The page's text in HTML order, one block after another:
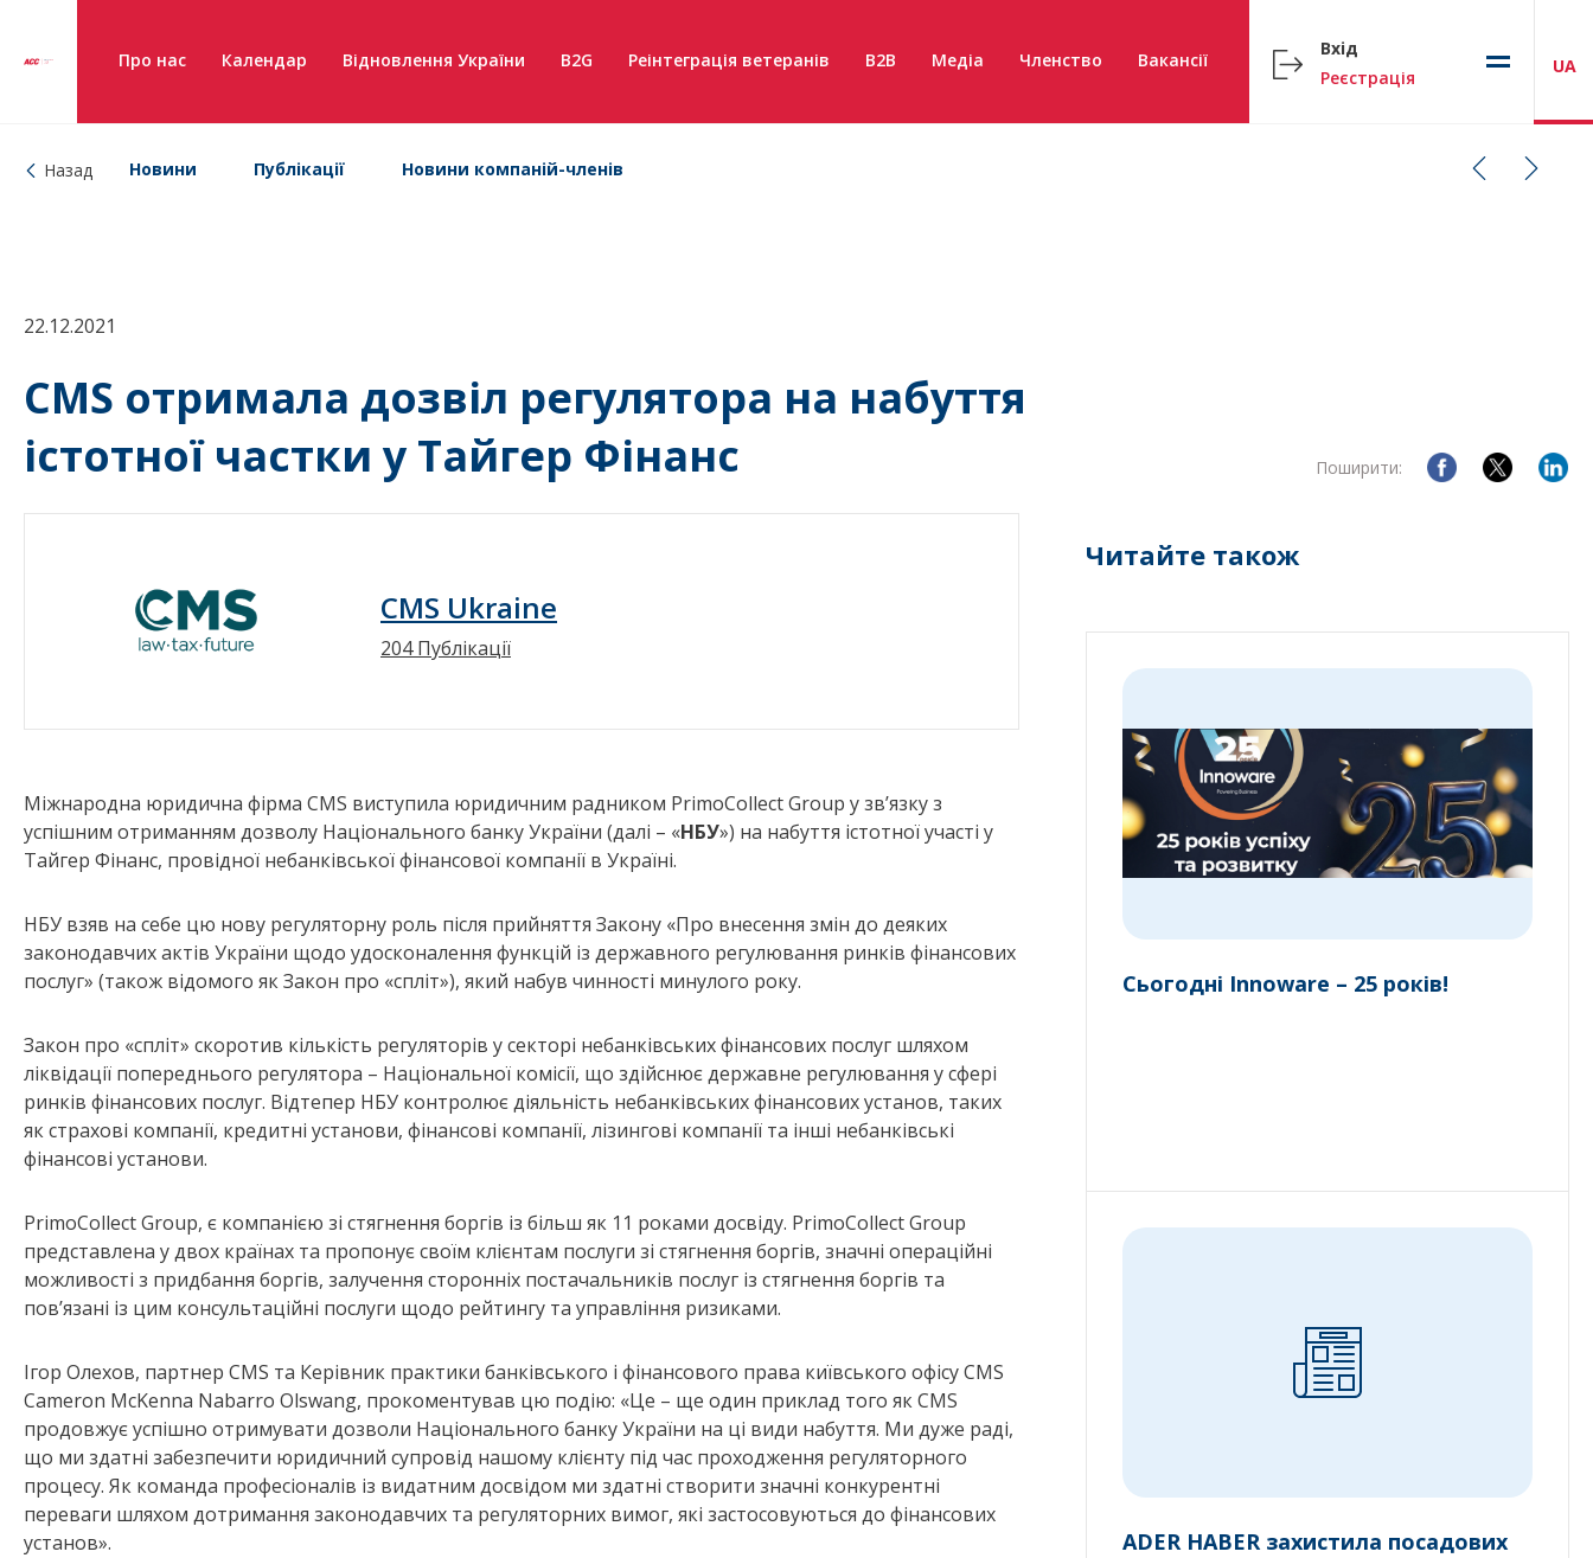
Про нас Календар Відновлення України B2G Реінтеграція ветеранів B2B Медіа Членство Вакансії
Вхід
Реєстрація
UA
Назад Новини Публікації Новини компаній-членів
22.12.2021
CMS отримала дозвіл регулятора на набуття
істотної частки у Тайгер Фінанс
Поширити:
CMS Ukraine
204 Публікації
Міжнародна юридична фірма CMS виступила юридичним радником PrimoCollect Group у зв’язку з
успішним отриманням дозволу Національного банку України (далі – «НБУ») на набуття істотної участі у
Тайгер Фінанс, провідної небанківської фінансової компанії в Україні.
НБУ взяв на себе цю нову регуляторну роль після прийняття Закону «Про внесення змін до деяких
законодавчих актів України щодо удосконалення функцій із державного регулювання ринків фінансових
послуг» (також відомого як Закон про «спліт»), який набув чинності минулого року.
Закон про «спліт» скоротив кількість регуляторів у секторі небанківських фінансових послуг шляхом
ліквідації попереднього регулятора – Національної комісії, що здійснює державне регулювання у сфері
ринків фінансових послуг. Відтепер НБУ контролює діяльність небанківських фінансових установ, таких
як страхові компанії, кредитні установи, фінансові компанії, лізингові компанії та інші небанківські
фінансові установи.
PrimoCollect Group, є компанією зі стягнення боргів із більш як 11 роками досвіду. PrimoCollect Group
представлена у двох країнах та пропонує своїм клієнтам послуги зі стягнення боргів, значні операційні
можливості з придбання боргів, залучення сторонніх постачальників послуг із стягнення боргів та
пов’язані із цим консультаційні послуги щодо рейтингу та управління ризиками.
Ігор Олехов, партнер CMS та Керівник практики банківського і фінансового права київського офісу CMS
Cameron McKenna Nabarro Olswang, прокоментував цю подію: «Це – ще один приклад того як CMS
продовжує успішно отримувати дозволи Національного банку України на ці види набуття. Ми дуже раді,
що ми здатні забезпечити юридичний супровід нашому клієнту під час проходження регуляторного
процесу. Як команда професіоналів із видатним досвідом ми здатні створити значні конкурентні
переваги шляхом дотримання законодавчих та регуляторних вимог, які застосовуються до фінансових
установ».
Читайте також
Сьогодні Innoware – 25 років!
ADER HABER захистила посадових